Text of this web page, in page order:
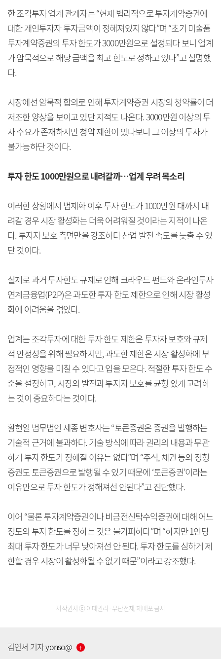
한 조각투자 업계 관계자는 “현재 법리적으로 투자계약증권에
대한 개인투자자 투자금액이 정해져있지 않다”며 “초기 미술품
투자계약증권의 투자 한도가 3000만원으로 설정되다 보니 업계
가 암묵적으로 해당 금액을 최고 한도로 정하고 있다”고 설명했
다.
시장에선 암묵적 합의로 인해 투자계약증권 시장의 청약률이 더
저조한 양상을 보이고 있단 지적도 나온다. 3000만원 이상의 투
자 수요가 존재하지만 청약 제한이 있다보니 그 이상의 투자가
불가능하단 것이다.
투자 한도 1000만원으로 내려갈까…업계 우려 목소리
이러한 상황에서 법제화 이후 투자 한도가 1000만원 대까지 내
려갈 경우 시장 활성화는 더욱 어려워질 것이라는 지적이 나온
다. 투자자 보호 측면만을 강조하다 산업 발전 속도를 늦출 수 있
단 것이다.
실제로 과거 투자한도 규제로 인해 크라우드 펀드와 온라인투자
연계금융업(P2P)은 과도한 투자 한도 제한으로 인해 시장 활성
화에 어려움을 겪었다.
업계는 조각투자에 대한 투자 한도 제한은 투자자 보호와 규제
적 안정성을 위해 필요하지만, 과도한 제한은 시장 활성화에 부
정적인 영향을 미칠 수 있다고 입을 모은다. 적절한 투자 한도 수
준을 설정하고, 시장의 발전과 투자자 보호를 균형 있게 고려하
는 것이 중요하다는 것이다.
황현일 법무법인 세종 변호사는 “토큰증권은 증권을 발행하는
기술적 근거에 불과하다. 기술 방식에 따라 권리의 내용과 무관
하게 투자 한도가 정해질 이유는 없다”며 “주식, 채권 등의 정형
증권도 토큰증권으로 발행될 수 있기 때문에 ‘토큰증권’이라는
이유만으로 투자 한도가 정해져선 안된다”고 진단했다.
이어 “물론 투자계약증권이나 비금전신탁수익증권에 대해 어느
정도의 투자 한도를 정하는 것은 불가피하다”며 “하지만 1인당
최대 투자 한도가 너무 낮아져선 안 된다. 투자 한도를 심하게 제
한할 경우 시장이 활성화될 수 없기 때문”이라고 강조했다.
저작권자 ⓒ 이데일리 - 무단전재, 재배포 금지
김연서 기자yonso@